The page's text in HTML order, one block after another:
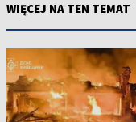
WIĘCEJ NA TEN TEMAT